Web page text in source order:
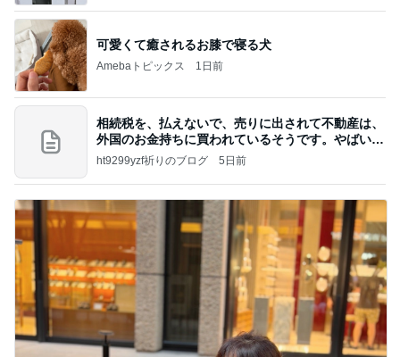
可愛くて癒されるお膝で寝る犬
Amebaトピックス 1日前
相続税を、払えないで、売りに出されて不動産は、
外国のお金持ちに買われているそうです。やばいで
すよ
ht9299yzf祈りのブログ 5日前